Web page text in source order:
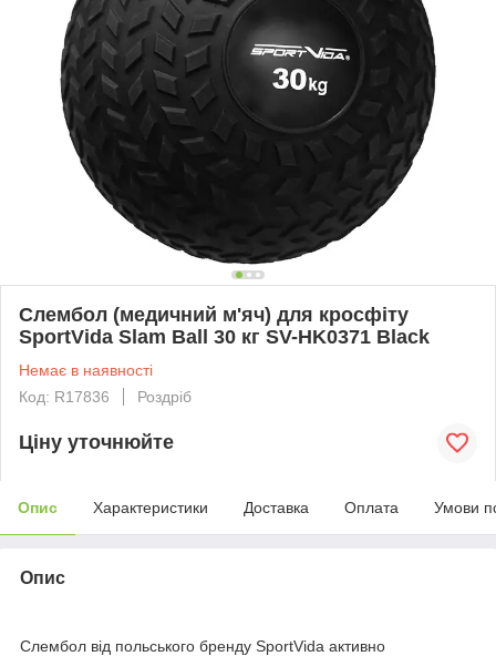
Слембол (медичний м'яч) для кросфіту
SportVida Slam Ball 30 кг SV-HK0371 Black
Немає в наявності
Код: R17836
Роздріб
Ціну уточнюйте
Опис Характеристики Доставка Оплата Умови
Опис
Слембол від польського бренду SportVida активно